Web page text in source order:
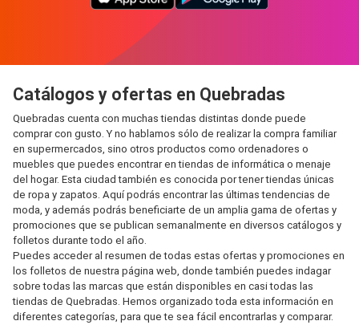
Catálogos y ofertas en Quebradas
Quebradas cuenta con muchas tiendas distintas donde puede
comprar con gusto. Y no hablamos sólo de realizar la compra familiar
en supermercados, sino otros productos como ordenadores o
muebles que puedes encontrar en tiendas de informática o menaje
del hogar. Esta ciudad también es conocida por tener tiendas únicas
de ropa y zapatos. Aquí podrás encontrar las últimas tendencias de
moda, y además podrás beneficiarte de un amplia gama de ofertas y
promociones que se publican semanalmente en diversos catálogos y
folletos durante todo el año.
Puedes acceder al resumen de todas estas ofertas y promociones en
los folletos de nuestra página web, donde también puedes indagar
sobre todas las marcas que están disponibles en casi todas las
tiendas de Quebradas. Hemos organizado toda esta información en
diferentes categorías, para que te sea fácil encontrarlas y comparar.